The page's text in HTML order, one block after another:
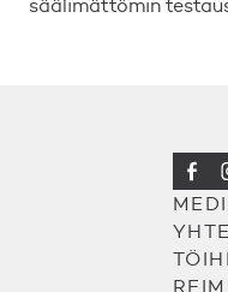
säälimättömin